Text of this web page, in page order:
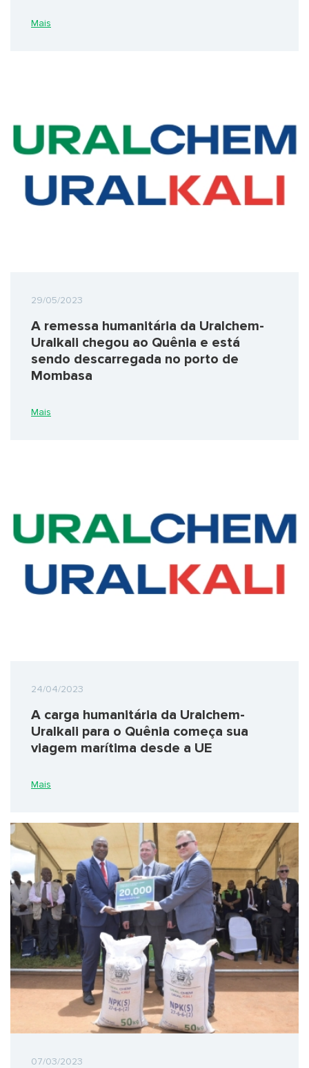
Mais
29/05/2023
A remessa humanitária da Uralchem-
Uralkali chegou ao Quênia e está
sendo descarregada no porto de
Mombasa
Mais
24/04/2023
A carga humanitária da Uralchem-
Uralkali para o Quênia começa sua
viagem marítima desde a UE
Mais
07/03/2023